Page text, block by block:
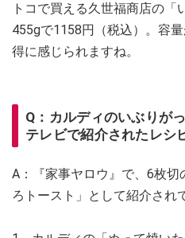
トコで買える久世福商店の「
455gで1158円（税込）。容
得に感じられますね。
Q：カルディのいぶりが
テレビで紹介されたレシ
A：『家事ヤロウ』で、6枚切
ろトースト」として紹介され